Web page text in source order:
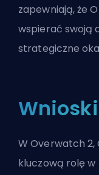
zapewniają, że
wspierać swoją
strategiczne
Wnioski
W Overwatch
kluczową rolę w